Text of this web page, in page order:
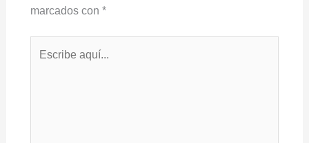
marcados con *
aquí...